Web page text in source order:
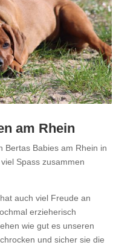
am Rhein
Bertas Babies am Rhein in
Spass zusammen
auch viel Freude an
erzieherisch
wie gut es unseren
und sicher sie die